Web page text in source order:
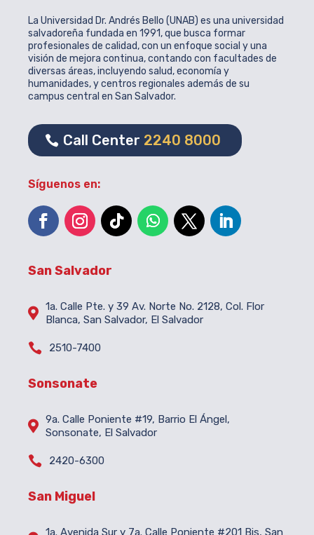
La Universidad Dr. Andrés Bello (UNAB) es una universidad
salvadoreña fundada en 1991, que busca formar
profesionales de calidad, con un enfoque social y una
visión de mejora continua, contando con facultades de
diversas áreas, incluyendo salud, economía y
humanidades, y centros regionales además de su
campus central en San Salvador.
Call Center 2240 8000
Síguenos en:
San Salvador
 1a. Calle Pte. y 39 Av. Norte No. 2128, Col. Flor
Blanca, San Salvador, El Salvador
 2510-7400
Sonsonate
 9a. Calle Poniente #19, Barrio El Ángel,
Sonsonate, El Salvador
 2420-6300
San Miguel
1a. Avenida Sur y 7a. Calle Poniente #201 Bis, San